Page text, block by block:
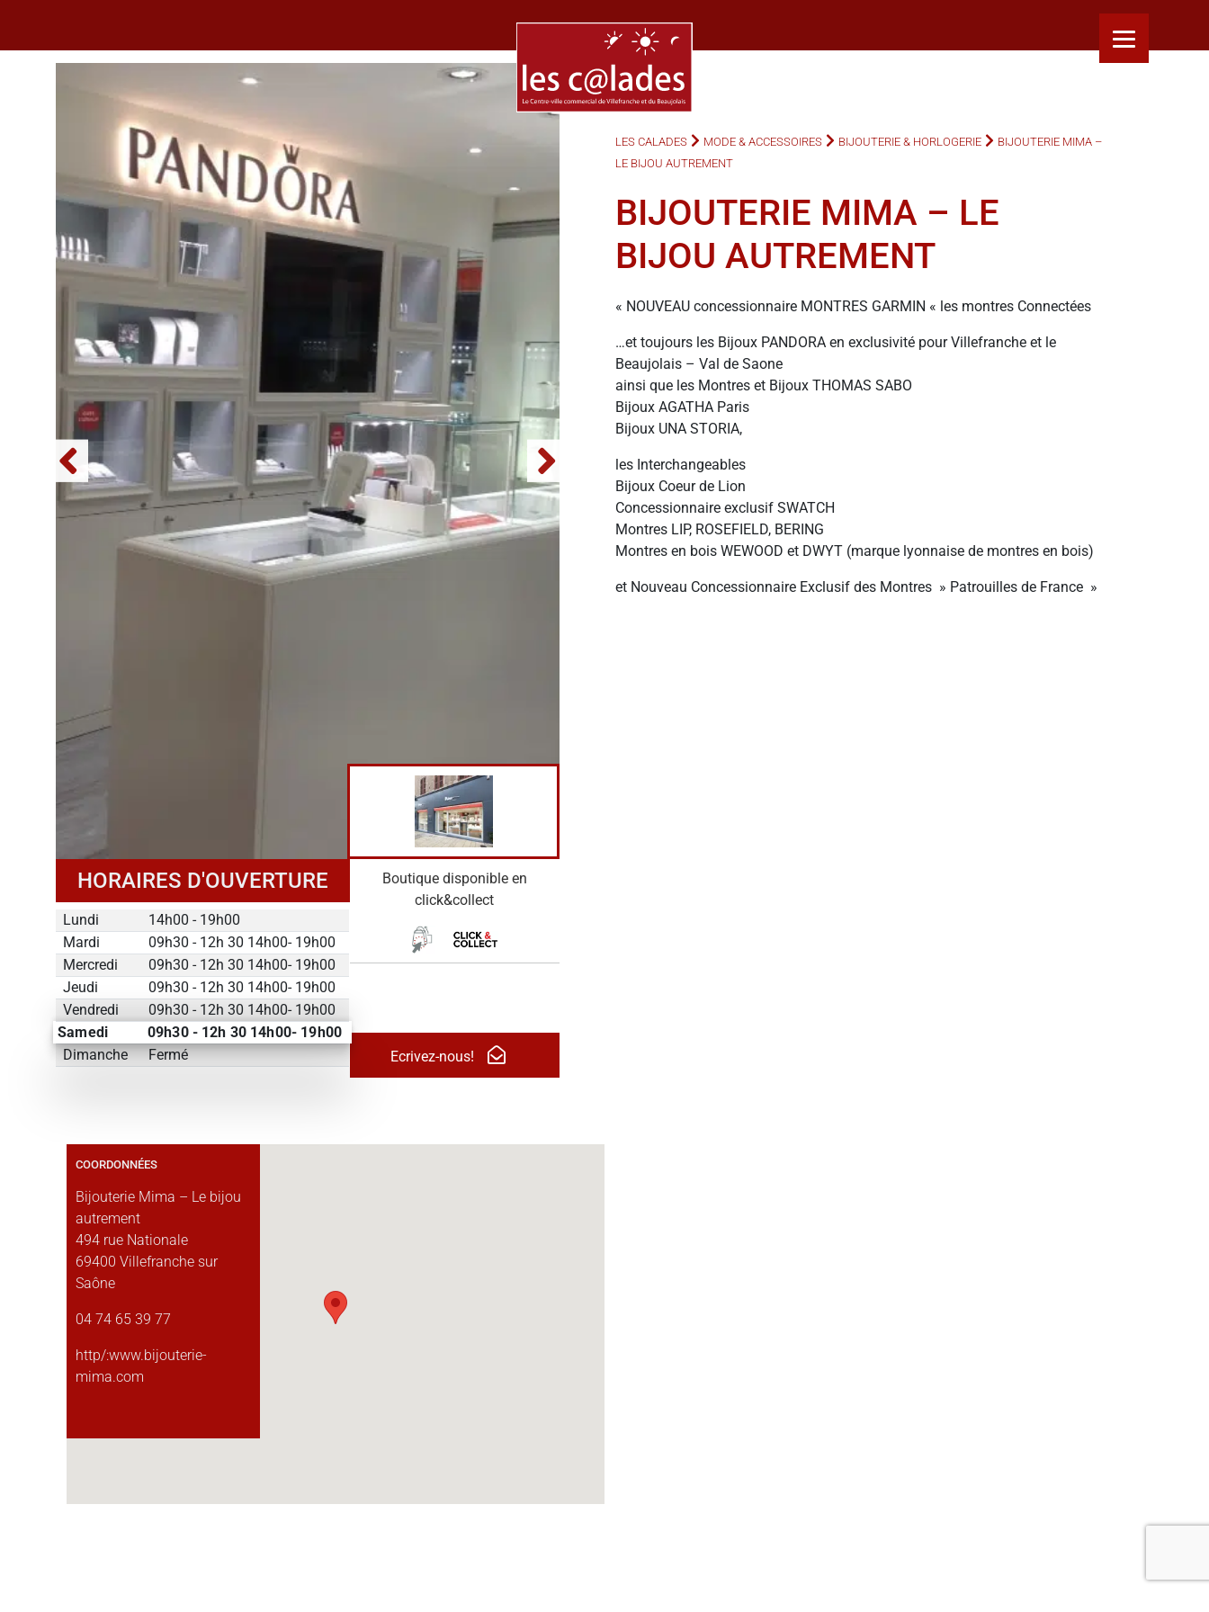
HORAIRES D'OUVERTURE
Lundi
14h00 - 19h00
Mardi
09h30 - 12h 30 14h00- 19h00
Mercredi
09h30 - 12h 30 14h00- 19h00
Jeudi
09h30 - 12h 30 14h00- 19h00
Vendredi
09h30 - 12h 30 14h00- 19h00
Samedi 09h30 - 12h 30 14h00- 19h00
Dimanche Fermé
Boutique disponible en
click&collect
Ecrivez-nous!
LES CALADES MODE & ACCESSOIRES BIJOUTERIE & HORLOGERIE
BIJOUTERIE MIMA –
LE BIJOU AUTREMENT
BIJOUTERIE MIMA – LE
BIJOU AUTREMENT
« NOUVEAU concessionnaire MONTRES GARMIN « les montres Connectées
…et toujours les Bijoux PANDORA en exclusivité pour Villefranche et le
Beaujolais – Val de Saone
ainsi que les Montres et Bijoux THOMAS SABO
Bijoux AGATHA Paris
Bijoux UNA STORIA,
les Interchangeables
Bijoux Coeur de Lion
Concessionnaire exclusif SWATCH
Montres LIP, ROSEFIELD, BERING
Montres en bois WEWOOD et DWYT (marque lyonnaise de montres en bois)
et Nouveau Concessionnaire Exclusif des Montres » Patrouilles de France »
COORDONNÉES
Bijouterie Mima – Le bijou
autrement
494 rue Nationale
69400 Villefranche sur
Saône
04 74 65 39 77
http/:www.bijouterie-
mima.com